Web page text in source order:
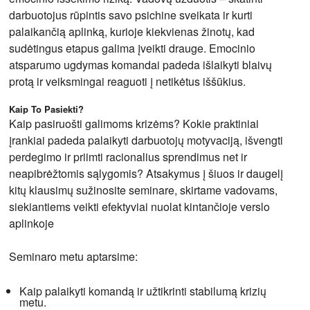
darbuotojus rūpintis savo psichine sveikata ir kurti
palaikančią aplinką, kurioje kiekvienas žinotų, kad
sudėtingus etapus galima įveikti drauge. Emocinio
atsparumo ugdymas komandai padeda išlaikyti blaivų
protą ir veiksmingai reaguoti į netikėtus iššūkius.
Kaip To Pasiekti?
Kaip pasiruošti galimoms krizėms? Kokie praktiniai
įrankiai padeda palaikyti darbuotojų motyvaciją, išvengti
perdegimo ir priimti racionalius sprendimus net ir
neapibrėžtomis sąlygomis? Atsakymus į šiuos ir daugelį
kitų klausimų sužinosite seminare, skirtame vadovams,
siekiantiems veikti efektyviai nuolat kintančioje verslo
aplinkoje
Seminaro metu aptarsime:
Kaip palaikyti komandą ir užtikrinti stabilumą krizių
metu.